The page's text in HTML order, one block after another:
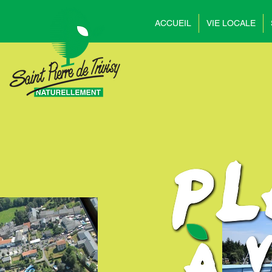
ACCUEIL VIE LOCALE